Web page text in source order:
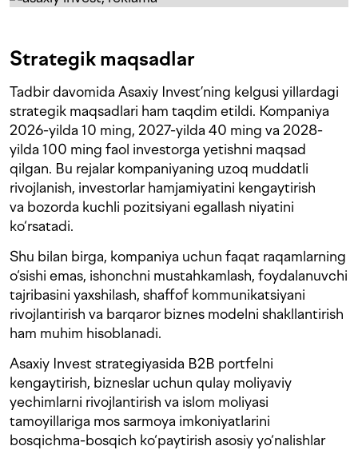
Strategik maqsadlar
Tadbir davomida Asaxiy Invest’ning kelgusi yillardagi
strategik maqsadlari ham taqdim etildi. Kompaniya
2026-yilda 10 ming, 2027-yilda 40 ming va 2028-
yilda 100 ming faol investorga yetishni maqsad
qilgan. Bu rejalar kompaniyaning uzoq muddatli
rivojlanish, investorlar hamjamiyatini kengaytirish
va bozorda kuchli pozitsiyani egallash niyatini
ko‘rsatadi.
Shu bilan birga, kompaniya uchun faqat raqamlarning
o‘sishi emas, ishonchni mustahkamlash, foydalanuvchi
tajribasini yaxshilash, shaffof kommunikatsiyani
rivojlantirish va barqaror biznes modelni shakllantirish
ham muhim hisoblanadi.
Asaxiy Invest strategiyasida B2B portfelni
kengaytirish, bizneslar uchun qulay moliyaviy
yechimlarni rivojlantirish va islom moliyasi
tamoyillariga mos sarmoya imkoniyatlarini
bosqichma-bosqich ko‘paytirish asosiy yo‘nalishlar